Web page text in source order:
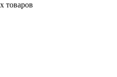
товаров